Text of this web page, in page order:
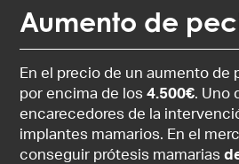
Aumento de
En el precio de un aumento de
por encima de los4.500€. Uno
encarecedores de la
implantes mamarios. En el
conseguir prótesis mamarias